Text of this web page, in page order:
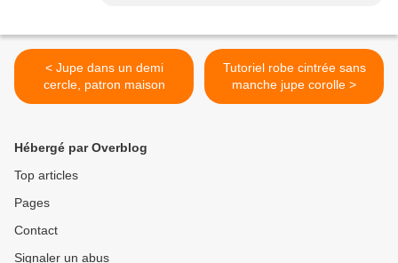
< Jupe dans un demi
cercle, patron maison
Tutoriel robe cintrée sans
manche jupe corolle >
Hébergé par Overblog
Top articles
Pages
Contact
Signaler un abus